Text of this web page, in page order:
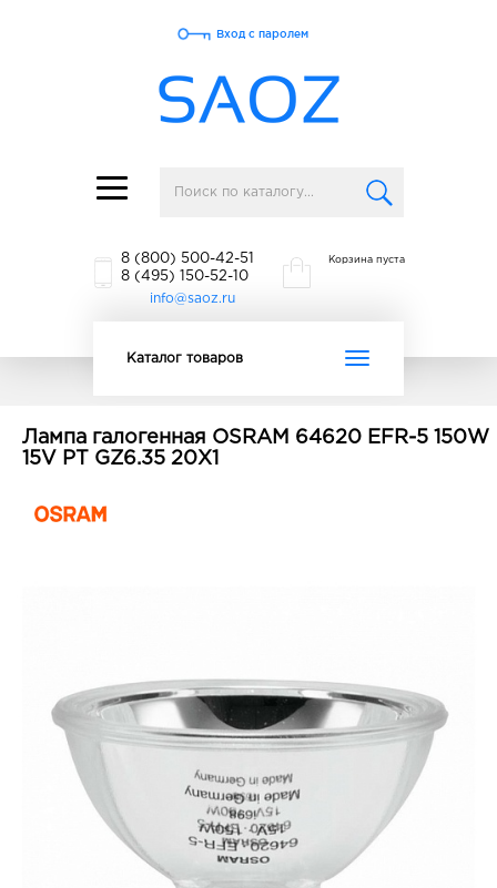
Toggle
navigation
Вход с паролем
8 (800) 500-42-51
8 (495) 150-52-10
info@saoz.ru
Корзина пуста
Toggle
Каталог товаров
Лампа галогенная OSRAM 64620 EFR-5 150W
15V PT GZ6.35 20X1